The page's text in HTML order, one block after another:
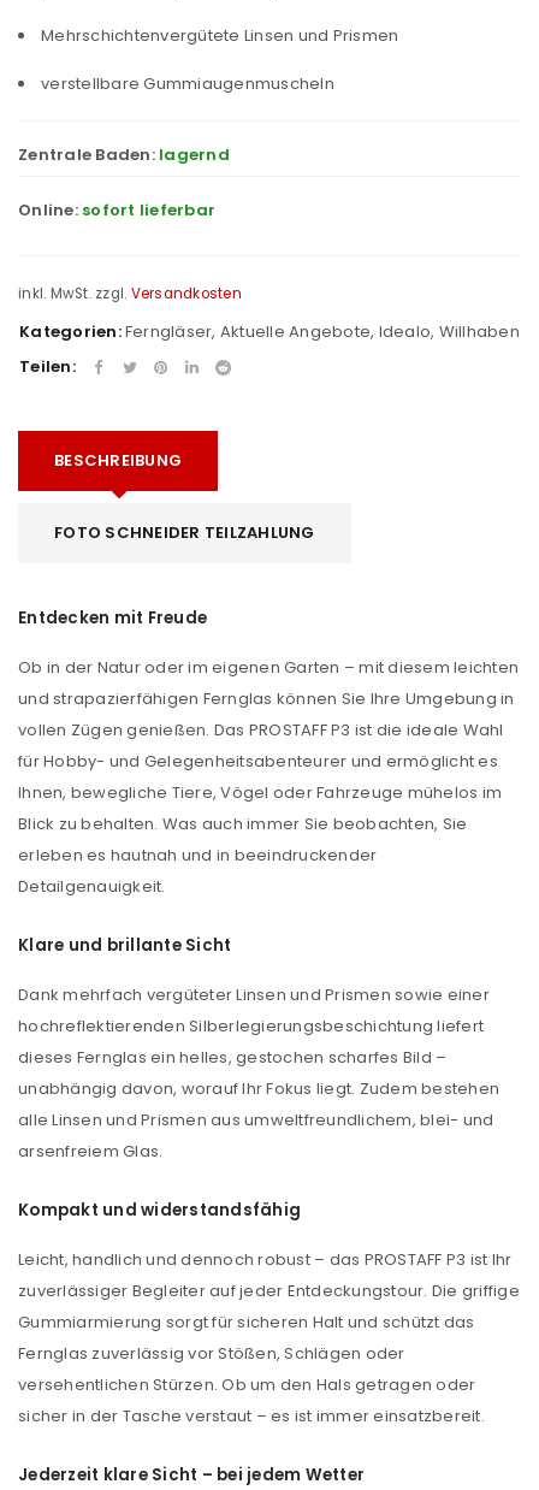
Mehrschichtenvergütete Linsen und Prismen
verstellbare Gummiaugenmuscheln
Zentrale Baden: lagernd
Online: sofort lieferbar
inkl. MwSt. zzgl. Versandkosten
Kategorien:Ferngläser, Aktuelle Angebote, Idealo, Willhaben
Teilen:
BESCHREIBUNG
FOTO SCHNEIDER TEILZAHLUNG
Entdecken mit Freude
Ob in der Natur oder im eigenen Garten – mit diesem leichten
und strapazierfähigen Fernglas können Sie Ihre Umgebung in
vollen Zügen genießen. Das PROSTAFF P3 ist die ideale Wahl
für Hobby- und Gelegenheitsabenteurer und ermöglicht es
Ihnen, bewegliche Tiere, Vögel oder Fahrzeuge mühelos im
Blick zu behalten. Was auch immer Sie beobachten, Sie
erleben es hautnah und in beeindruckender
Detailgenauigkeit.
Klare und brillante Sicht
Dank mehrfach vergüteter Linsen und Prismen sowie einer
hochreflektierenden Silberlegierungsbeschichtung liefert
dieses Fernglas ein helles, gestochen scharfes Bild –
unabhängig davon, worauf Ihr Fokus liegt. Zudem bestehen
alle Linsen und Prismen aus umweltfreundlichem, blei- und
arsenfreiem Glas.
Kompakt und widerstandsfähig
Leicht, handlich und dennoch robust – das PROSTAFF P3 ist Ihr
zuverlässiger Begleiter auf jeder Entdeckungstour. Die griffige
Gummiarmierung sorgt für sicheren Halt und schützt das
Fernglas zuverlässig vor Stößen, Schlägen oder
versehentlichen Stürzen. Ob um den Hals getragen oder
sicher in der Tasche verstaut – es ist immer einsatzbereit.
Jederzeit klare Sicht – bei jedem Wetter